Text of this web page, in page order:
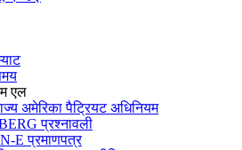
एल
अमेरिका पैट्रियट अधिनियम
प्रश्नावली
E प्रमाणपत्र